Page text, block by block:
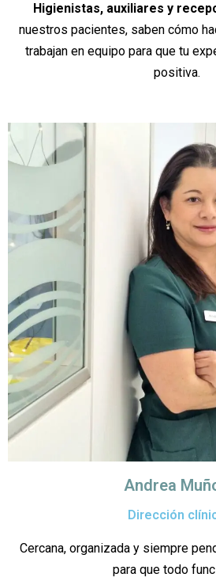
Higienistas, auxiliares y
nuestros pacientes, saben cómo
trabajan en equipo para que tu
positiva.
Andrea
Dirección
Cercana, organizada y siempre
para que todo